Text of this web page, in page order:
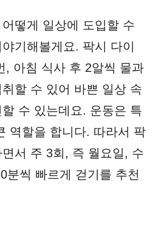
떻게 일상에 도입할 수
기해볼게요. 팍시 다이
, 아침 식사 후 2알씩 물과
할 수 있어 바쁜 일상 속
수 있는데요. 운동은 특
역할을 합니다. 따라서 팍
서 주 3회, 즉 월요일, 수
분씩 빠르게 걷기를 추천